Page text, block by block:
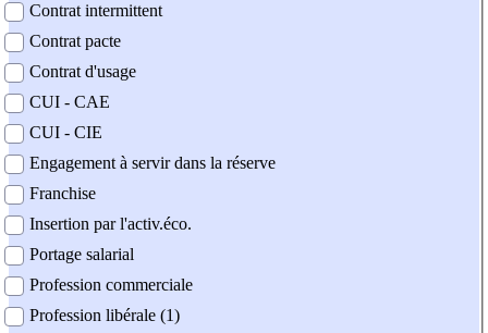
Contrat intermittent
Contrat pacte
Contrat d'usage
CUI - CAE
CUI - CIE
Engagement à servir dans la réserve
Franchise
Insertion par l'activ.éco.
Portage salarial
Profession commerciale
Profession libérale (1)